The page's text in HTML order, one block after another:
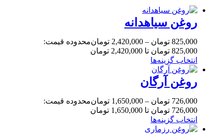
روغن سیاهدانه
825,000 تومان –
2,420,000 تومانمحدوده قیمت:
825,000 تومان تا 2,420,000 تومان
انتخاب گزینه‌ها
روغن آرگان
726,000 تومان –
1,650,000 تومانمحدوده قیمت:
726,000 تومان تا 1,650,000 تومان
انتخاب گزینه‌ها